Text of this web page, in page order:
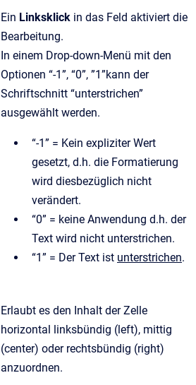
Ein Linksklick in das Feld aktiviert die
Bearbeitung.
In einem Drop-down-Menü mit den
Optionen “-1”, “0”, ”1”kann der
Schriftschnitt “unterstrichen”
ausgewählt werden.
“-1” = Kein expliziter Wert
gesetzt, d.h. die Formatierung
wird diesbezüglich nicht
verändert.
“0” = keine Anwendung d.h. der
Text wird nicht unterstrichen.
“1” = Der Text ist unterstrichen.
Erlaubt es den Inhalt der Zelle
horizontal linksbündig (left), mittig
(center) oder rechtsbündig (right)
anzuordnen.